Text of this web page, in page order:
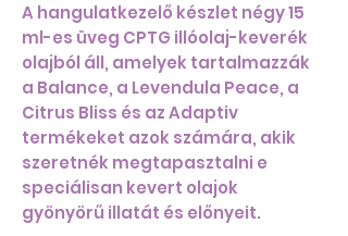
A hangulatkezelő készlet négy 15
ml-es üveg CPTG illóolaj-keverék
olajból áll, amelyek tartalmazzák
a Balance, a Levendula Peace, a
Citrus Bliss és az Adaptiv
termékeket azok számára, akik
szeretnék megtapasztalni e
speciálisan kevert olajok
gyönyörű illatát és előnyeit.